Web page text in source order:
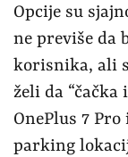
Opcije su
ne previše da
korisnika, ali
želi da “čačka
OnePlus 7
parking